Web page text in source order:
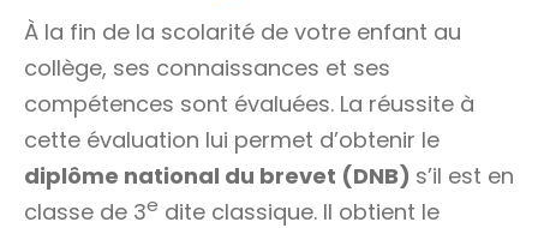
À la fin de la scolarité de votre enfant au
collège, ses connaissances et ses
compétences sont évaluées. La réussite à
cette évaluation lui permet d’obtenir le
diplôme national du brevet (DNB) s’il est en
classe de 3e dite classique. Il obtient le